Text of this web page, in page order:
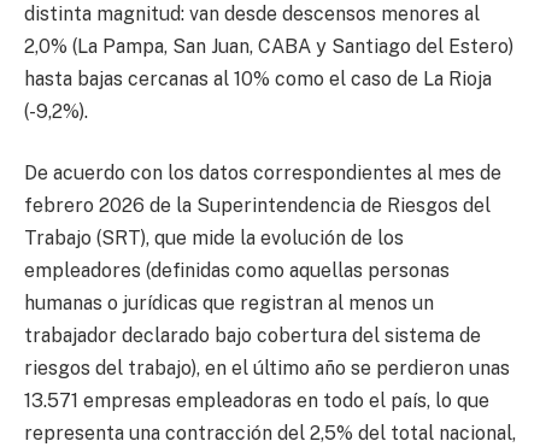
distinta magnitud: van desde descensos menores al
2,0% (La Pampa, San Juan, CABA y Santiago del Estero)
hasta bajas cercanas al 10% como el caso de La Rioja
(-9,2%).
De acuerdo con los datos correspondientes al mes de
febrero 2026 de la Superintendencia de Riesgos del
Trabajo (SRT), que mide la evolución de los
empleadores (definidas como aquellas personas
humanas o jurídicas que registran al menos un
trabajador declarado bajo cobertura del sistema de
riesgos del trabajo), en el último año se perdieron unas
13.571 empresas empleadoras en todo el país, lo que
representa una contracción del 2,5% del total nacional,